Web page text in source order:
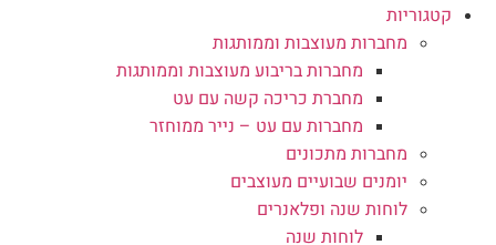
קטגוריות
מחברות מעוצבות וממותגות
מחברות בריבוע מעוצבות וממותגות
מחברת כריכה קשה עם עט
מחברות עם עט – נייר ממוחזר
מחברות מתכונים
יומנים שבועיים מעוצבים
לוחות שנה ופלאנרים
לוחות שנה